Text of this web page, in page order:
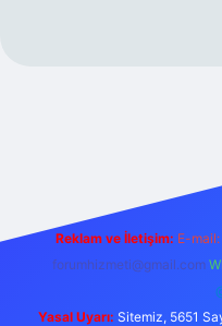
Reklam ve İletişim: E-mail:
forumhizmeti@gmail.com
Yasal Uyarı: Sitemiz, 5651